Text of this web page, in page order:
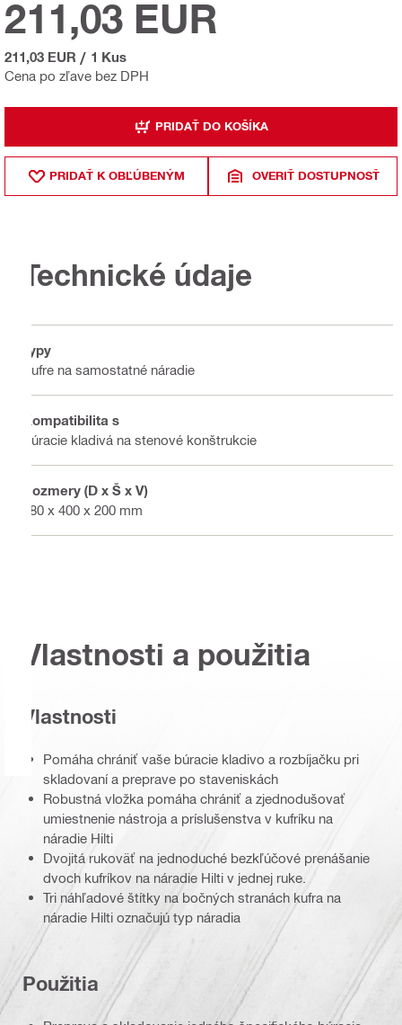
Cena po zľave bez DPH
211,03 EUR
211,03 EUR / 1 Kus
PRIDAŤ DO KOŠÍKA
PRIDAŤ K OBĽÚBENÝM OVERIŤ DOSTUPNOSŤ
Technické údaje
Typy
Kufre na samostatné náradie
Kompatibilita s
Búracie kladivá na stenové konštrukcie
Rozmery (D x Š x V)
780 x 400 x 200 mm
Vlastnosti a použitia
Vlastnosti
Pomáha chrániť vaše búracie kladivo a rozbíjačku pri
skladovaní a preprave po staveniskách
Robustná vložka pomáha chrániť a zjednodušovať
umiestnenie nástroja a príslušenstva v kufríku na
náradie Hilti
Dvojitá rukoväť na jednoduché bezkľúčové prenášanie
dvoch kufríkov na náradie Hilti v jednej ruke.
Tri náhľadové štítky na bočných stranách kufra na
náradie Hilti označujú typ náradia
Použitia